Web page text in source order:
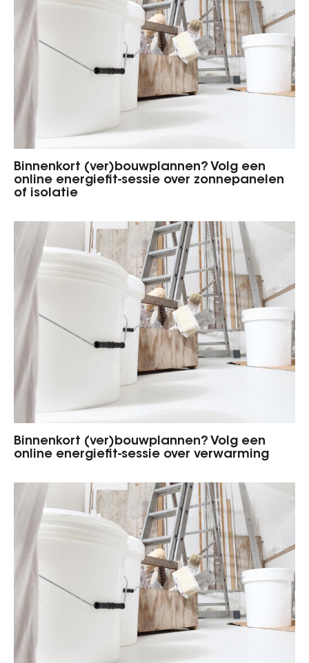
Binnenkort (ver)bouwplannen? Volg een
online energiefit-sessie over zonnepanelen
of isolatie
Binnenkort (ver)bouwplannen? Volg een
online energiefit-sessie over verwarming